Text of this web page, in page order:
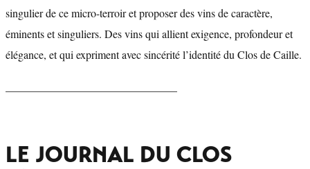
singulier de ce micro-terroir et proposer des vins de caractère,
éminents et singuliers. Des vins qui allient exigence, profondeur et
élégance, et qui expriment avec sincérité l’identité du Clos de Caille.
LE JOURNAL DU CLOS